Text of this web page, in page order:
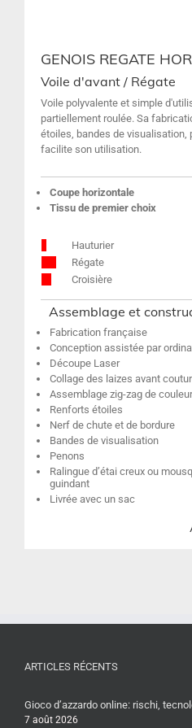
GENOIS REGATE
Voile d'avant / Régate
Voile polyvalente et simple
partiellement roulée. Sa
étoiles, bandes de
facilite son utilisation.
Coupe horizontale
Tissu de premier choix
Hauturier
Régate
Croisière
Assemblage et
Fabrication française
Conception assistée par
Découpe Laser
Collage des laizes avant
Assemblage zig-zag de
Renforts étoiles
Nerf de chute et de bordure
Bandes de visualisation
Penons
Ralingue d’étai creux ou
guindant
Livrée avec un sac
ARTICLES RÉCENTS
Gioco d’azzardo online: rischi,
7 août 2026